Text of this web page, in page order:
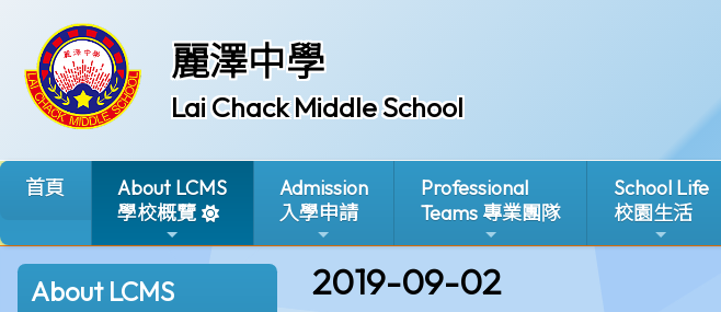
麗澤中學
Lai Chack Middle School
首頁
About LCMS
學校概覽
Admission
入學申請
Professional
Teams 專業團隊
School Life
校園生活
About LCMS
2019-09-02